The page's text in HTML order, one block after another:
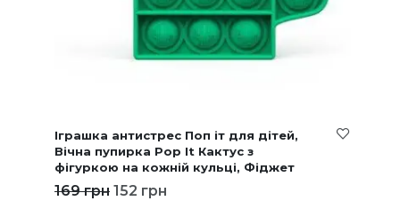
Іграшка антистрес Поп іт для дітей,
Вічна пупирка Pop It Кактус з
фігуркою на кожній кульці, Фіджет
169грн 152 грн